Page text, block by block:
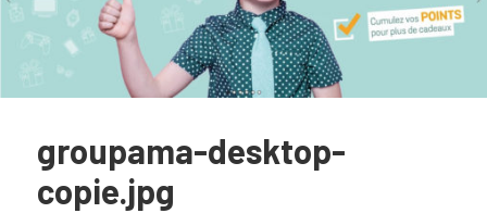
groupama-desktop-
copie.jpg